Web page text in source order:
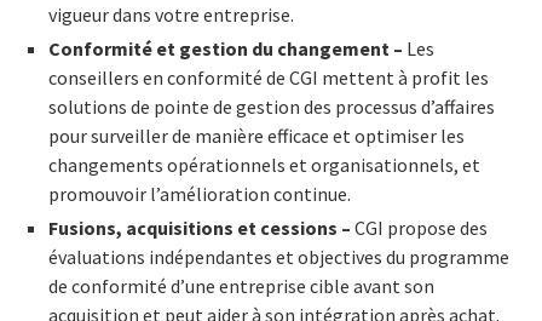
vigueur dans votre entreprise.
Conformité et gestion du changement – Les
conseillers en conformité de CGI mettent à profit les
solutions de pointe de gestion des processus d’affaires
pour surveiller de manière efficace et optimiser les
changements opérationnels et organisationnels, et
promouvoir l’amélioration continue.
Fusions, acquisitions et cessions – CGI propose des
évaluations indépendantes et objectives du programme
de conformité d’une entreprise cible avant son
acquisition et peut aider à son intégration après achat.